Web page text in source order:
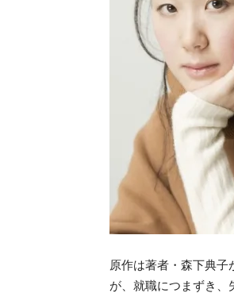
原作は著者・森下典
が、就職につまずき、